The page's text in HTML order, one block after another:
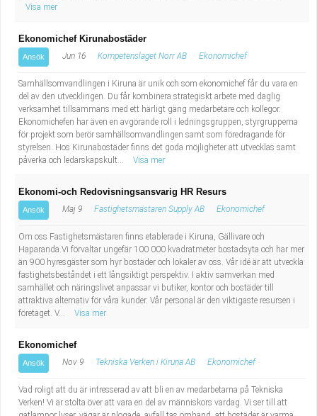
Visa mer
Ekonomichef Kirunabostäder
Ansök Jun 16 Kompetenslaget Norr AB Ekonomichef
Samhällsomvandlingen i Kiruna är unik och som ekonomichef får du vara en
del av den utvecklingen. Du får kombinera strategiskt arbete med daglig
verksamhet tillsammans med ett härligt gäng medarbetare och kollegor.
Ekonomichefen har även en avgörande roll i ledningsgruppen, styrgrupperna
för projekt som berör samhällsomvandlingen samt som föredragande för
styrelsen. Hos Kirunabostäder finns det goda möjligheter att utvecklas samt
påverka och ledarskapskult...
Visa mer
Ekonomi-och Redovisningsansvarig HR Resurs
Ansök Maj 9 Fastighetsmästaren Supply AB Ekonomichef
Om oss Fastighetsmästaren finns etablerade i Kiruna, Gällivare och
Haparanda.Vi förvaltar ungefär 100 000 kvadratmeter bostadsyta och har mer
än 900 hyresgäster som hyr bostäder och lokaler av oss. Vår idé är att utveckla
fastighetsbeståndet i ett långsiktigt perspektiv. I aktiv samverkan med
samhället och näringslivet anpassar vi butiker, kontor och bostäder till
attraktiva alternativ för våra kunder. Vår personal är den viktigaste resursen i
företaget. V...
Visa mer
Ekonomichef
Ansök Nov 9 Tekniska Verken i Kiruna AB Ekonomichef
Vad roligt att du är intresserad av att bli en av medarbetarna på Tekniska
Verken! Vi är stolta över att vara en del av människors vardag. Vi ser till att